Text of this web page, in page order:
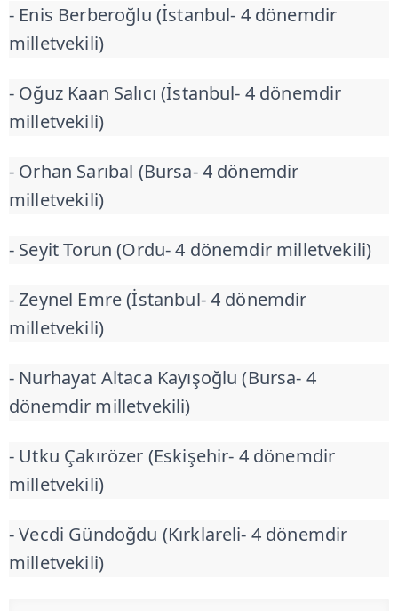
- Enis Berberoğlu (İstanbul- 4 dönemdir
milletvekili)
- Oğuz Kaan Salıcı (İstanbul- 4 dönemdir
milletvekili)
- Orhan Sarıbal (Bursa- 4 dönemdir
milletvekili)
- Seyit Torun (Ordu- 4 dönemdir milletvekili)
- Zeynel Emre (İstanbul- 4 dönemdir
milletvekili)
- Nurhayat Altaca Kayışoğlu (Bursa- 4
dönemdir milletvekili)
- Utku Çakırözer (Eskişehir- 4 dönemdir
milletvekili)
- Vecdi Gündoğdu (Kırklareli- 4 dönemdir
milletvekili)